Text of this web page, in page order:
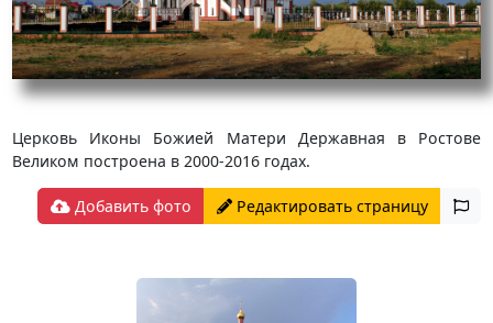
Церковь Иконы Божией Матери Державная в Ростове
Великом построена в 2000-2016 годах.
Добавить фото Редактировать страницу